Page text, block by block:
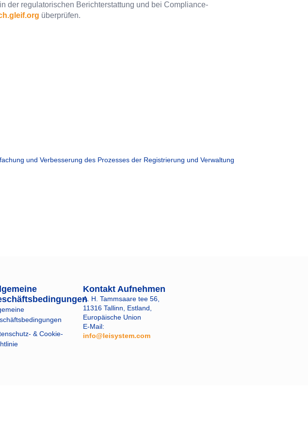
der regulatorischen Berichterstattung und bei Compliance-
überprüfen.
und Verbesserung des Prozesses der Registrierung und Verwaltung
& Cookie-
Kontakt Aufnehmen
A. H. Tammsaare tee 56,
11316 Tallinn, Estland,
Europäische Union
E-Mail:
info@leisystem.com